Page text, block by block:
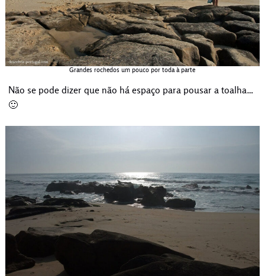
Grandes rochedos um pouco por toda à parte
Não se pode dizer que não há espaço para pousar a toalha…
🙂